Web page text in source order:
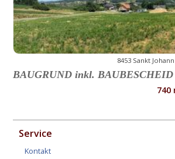
8453 Sankt
BAUGRUND inkl. BAUBESCHEID
740
Service
Kontakt